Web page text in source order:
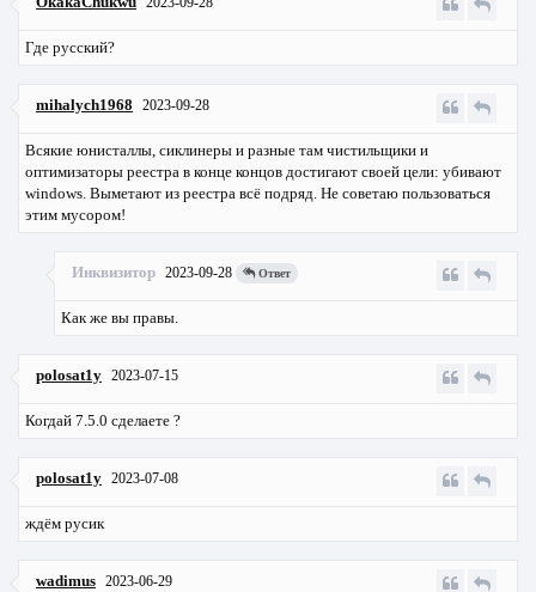
Где русский?
mihalych1968 2023-09-28
Всякие юнисталлы, сиклинеры и разные там чистильщики и
оптимизаторы реестра в конце концов достигают своей цели: убивают
windows. Выметают из реестра всё подряд. Не советаю пользоваться
этим мусором!
Инквизитор 2023-09-28 Ответ
Как же вы правы.
polosat1y 2023-07-15
Когдай 7.5.0 сделаете ?
polosat1y 2023-07-08
ждём русик
wadimus 2023-06-29